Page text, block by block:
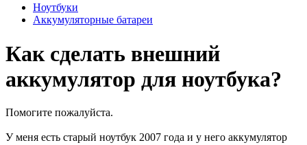
Ноутбуки
Аккумуляторные батареи
Как сделать внешний
аккумулятор для ноутбука?
Помогите пожалуйста.
У меня есть старый ноутбук 2007 года и у него аккумулятор